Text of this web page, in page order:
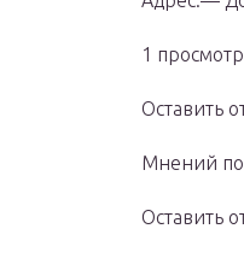
1 просмотр
Оставить
Мнений
Оставить